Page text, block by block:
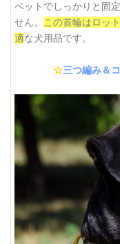
ベットでしっかりと固
せん。
この首輪はロッ
適な犬用品です。
☆三つ編み＆